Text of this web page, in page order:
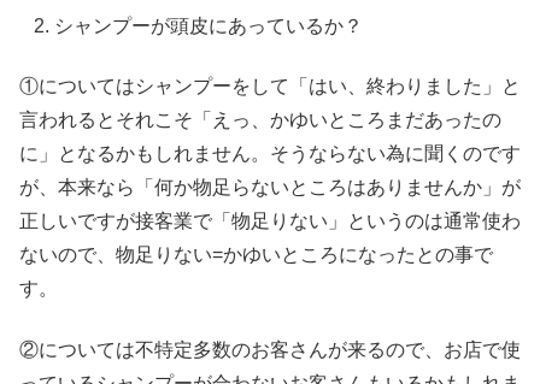
シャンプーが頭皮にあっているか？
①についてはシャンプーをして「はい、終わりました」と
言われるとそれこそ「えっ、かゆいところまだあったの
に」となるかもしれません。そうならない為に聞くのです
が、本来なら「何か物足らないところはありませんか」が
正しいですが接客業で「物足りない」というのは通常使わ
ないので、物足りない=かゆいところになったとの事で
す。
②については不特定多数のお客さんが来るので、お店で使